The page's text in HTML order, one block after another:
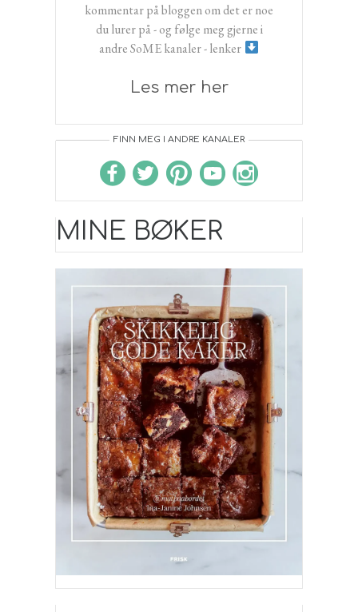
kommentar på bloggen om det er noe
du lurer på - og følge meg gjerne i
andre SoME kanaler - lenker
Les mer her
FINN MEG I ANDRE KANALER
MINE BØKER